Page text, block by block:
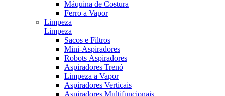
Máquina de Costura
Ferro a Vapor
Limpeza
Limpeza
Sacos e Filtros
Mini-Aspiradores
Robots Aspiradores
Aspiradores Trenó
Limpeza a Vapor
Aspiradores Verticais
Aspiradores Multifuncionais